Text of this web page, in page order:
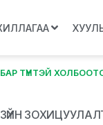
ТҮҮНТЭЙ